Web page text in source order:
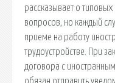
рассказывает о
вопросов, но каждый
приеме на работу
трудоустройстве. При
договора с
обязан отправить